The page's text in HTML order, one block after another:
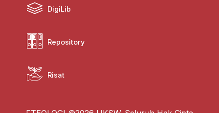
DigiLib
Repository
Risat